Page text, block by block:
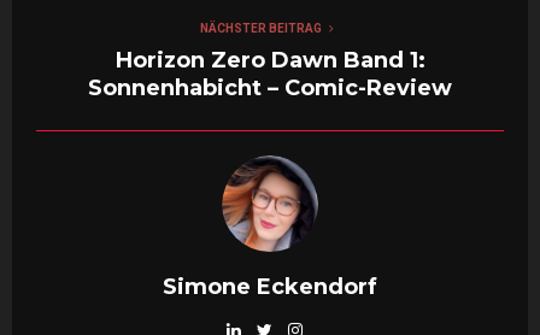
NÄCHSTER BEITRAG
Horizon Zero Dawn Band 1:
Sonnenhabicht – Comic-Review
Simone Eckendorf